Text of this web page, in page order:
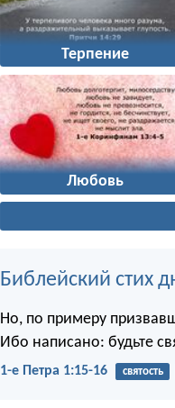
Терпение
Любовь
Библейский стих
Но, по примеру
Ибо написано: будьте
1-е Петра 1:15-16 святость